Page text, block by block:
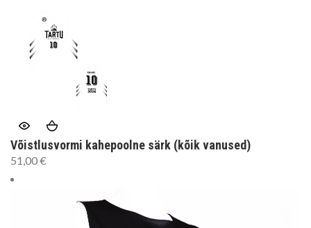
Võistlusvormi kahepoolne särk (kõik vanused)
51,00€